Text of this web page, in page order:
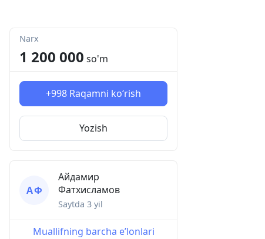
Narx
1 200 000 so'm
+998 Raqamni ko‘rish
Yozish
А Ф
Айдамир
Фатхисламов
Saytda 3 yil
Muallifning barcha eʼlonlari